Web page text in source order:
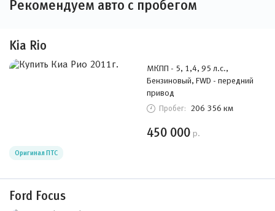
Рекомендуем авто с пробегом
Kia Rio
МКПП - 5, 1,4, 95 л.с.,
Бензиновый, FWD - передний
привод
Пробег: 206 356 км
450 000 р.
Оригинал ПТС
Ford Focus